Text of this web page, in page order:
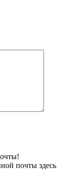
почты здесь